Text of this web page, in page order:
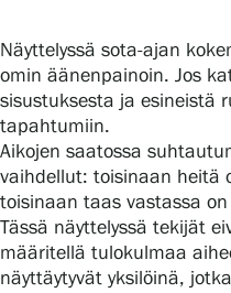
Serlachius Taidesauna
Serlachius Art & Sauna
Medialle
Vastuullisuus
Näyttelyssä sota-ajan
omin äänenpainoin. Jos
sisustuksesta ja esineistä
tapahtumiin.
Aikojen saatossa
vaihdellut: toisinaan heitä
toisinaan taas vastassa
Tässä näyttelyssä tekijät
määritellä tulokulmaa
näyttäytyvät yksilöinä,